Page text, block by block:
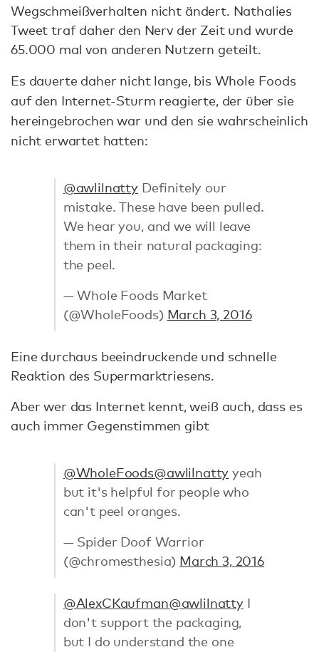
Wegschmeißverhalten nicht ändert. Nathalies
Tweet traf daher den Nerv der Zeit und wurde
65.000 mal von anderen Nutzern geteilt.
Es dauerte daher nicht lange, bis Whole Foods
auf den Internet-Sturm reagierte, der über sie
hereingebrochen war und den sie wahrscheinlich
nicht erwartet hatten:
@awlilnatty Definitely our
mistake. These have been pulled.
We hear you, and we will leave
them in their natural packaging:
the peel.
— Whole Foods Market
(@WholeFoods) March 3, 2016
Eine durchaus beeindruckende und schnelle
Reaktion des Supermarktriesens.
Aber wer das Internet kennt, weiß auch, dass es
auch immer Gegenstimmen gibt
@WholeFoods@awlilnatty yeah
but it's helpful for people who
can't peel oranges.
— Spider Doof Warrior
(@chromesthesia) March 3, 2016
@AlexCKaufman@awlilnattyI
don't support the packaging,
but I do understand the one